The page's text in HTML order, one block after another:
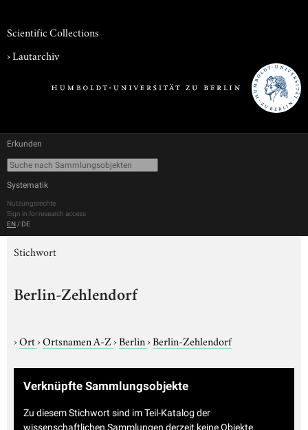
Scientific Collections
›Lautarchiv
Erkunden
Systematik
Nutzungsrechte
Sign in for research access
EN / DE
Stichwort
Berlin-Zehlendorf
›Ort›Ortsnamen A-Z›Berlin›Berlin-Zehlendorf
Verknüpfte Sammlungsobjekte
Zu diesem Stichwort sind im Teil-Katalog der
wissenschaftlichen Sammlungen derzeit keine Objekte